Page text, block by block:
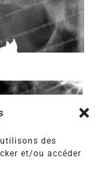
des
et/ou accéder